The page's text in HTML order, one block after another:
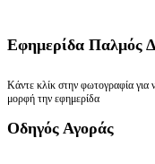
Εφημερίδα Παλμός
Κάντε κλίκ στην φωτογραφία για
μορφή την εφημερίδα
Οδηγός Αγοράς